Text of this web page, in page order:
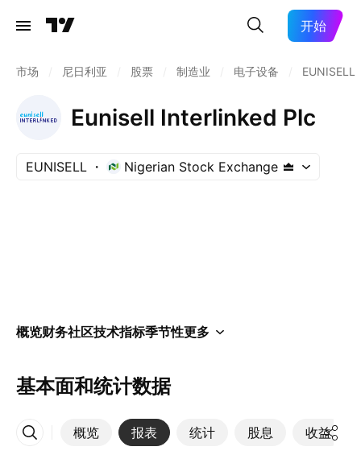
开始
市场 尼日利亚 股票 制造业 电子设备 EUNISELL
Eunisell Interlinked Plc
EUNISELL Nigerian Stock Exchange
概览财务社区技术指标季节性更多
基本面和统计数据
概览 报表 统计 股息 收益
更多